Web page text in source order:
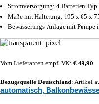
Stromversorgung: 4 Batterien
Maße mit Halterung: 195 x 65 x
Bewässerungs-Anlage mit
Vom Lieferanten empf. VK: € 49,90
Bezugsquelle Deutschland: Artikel
automatisch,